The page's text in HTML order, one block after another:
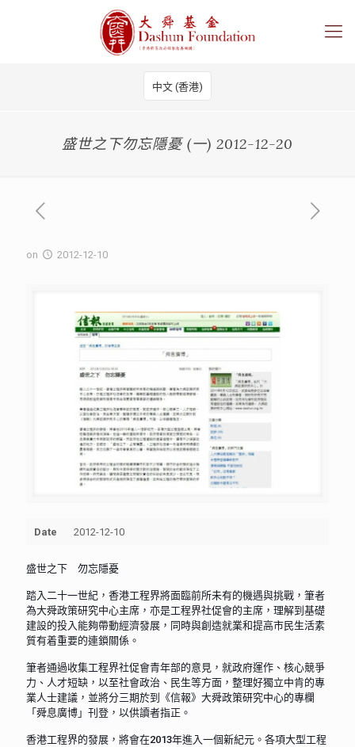
中文 (香港)
盛世之下勿忘隱憂 (一) 2012-12-20
on 2012-12-10
Date 2012-12-10
盛世之下 勿忘隱憂
踏入二十一世紀，香港工程界將面臨前所未有的機遇與挑戰，筆者
為大舜政策研究中心主席，亦是工程界社促會的主席，理解到基礎
建設的投入能夠帶動經濟發展，同時與創造就業和提高市民生活素
質有着重要的連鎖關係。
筆者通過收集工程界社促會青年部的意見，就政府運作、核心競爭
力、人才短缺，以至社會政治、民生等方面，整理好獨立中肯的專
業人士建議，並將分三期於到《信報》大舜政策研究中心的專欄
「舜息廣博」刊登，以供讀者指正。
香港工程界的發展，將會在2013年進入一個新紀元。各項大型工程